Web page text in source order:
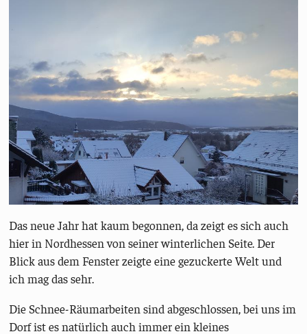
Das neue Jahr hat kaum begonnen, da zeigt es sich auch
hier in Nordhessen von seiner winterlichen Seite. Der
Blick aus dem Fenster zeigte eine gezuckerte Welt und
ich mag das sehr.
Die Schnee-Räumarbeiten sind abgeschlossen, bei uns im
Dorf ist es natürlich auch immer ein kleines